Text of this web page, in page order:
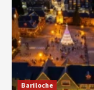
Bariloche